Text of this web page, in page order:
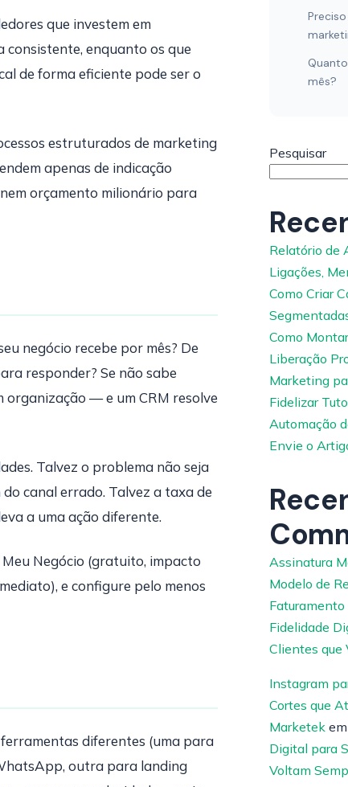
que investem em
enquanto os que
de forma eficiente pode ser o
estruturados de marketing
apenas de indicação
orçamento milionário para
negócio recebe por mês? De
responder? Se não sabe
organização — e um CRM resolve
Talvez o problema não seja
canal errado. Talvez a taxa de
a uma ação diferente.
Negócio (gratuito, impacto
e configure pelo menos
ferramentas diferentes (uma para
outra para landing
mês?
Pesquisar
Relatório de
Ligações,
Como Criar
Como
Liberação
Marketing
Fidelizar
Automação
Envie o
Assinatura
Modelo de
Fidelidade
Clientes que
Instagram
Cortes que
Marketek em
Digital para
Voltam